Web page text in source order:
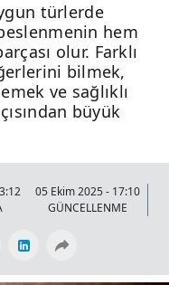
türlerde
hem
olur. Farklı
bilmek,
ve sağlıklı
büyük
05 Ekim 2025 - 17:10
GÜNCELLENME